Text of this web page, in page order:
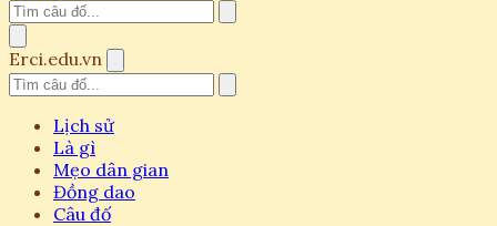
Erci.edu.vn
Lịch sử
Là gì
Mẹo dân gian
Đồng dao
Câu đố